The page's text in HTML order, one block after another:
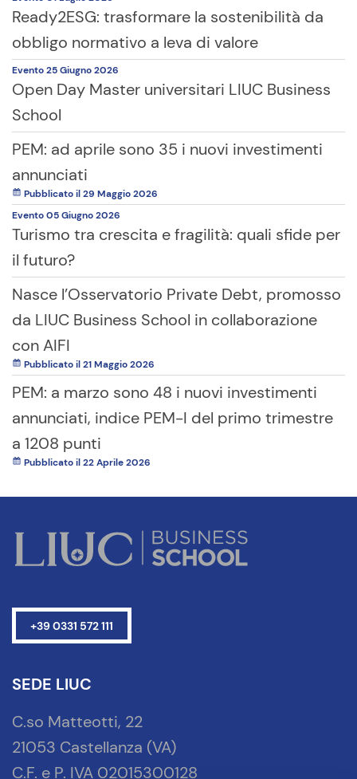
Ready2ESG: trasformare la sostenibilità da
obbligo normativo a leva di valore
Evento25 Giugno2026
Open Day Master universitari LIUC Business
School
PEM: ad aprile sono 35 i nuovi investimenti
annunciati
Pubblicato il 29 Maggio 2026
Evento05 Giugno2026
Turismo tra crescita e fragilità: quali sfide per
il futuro?
Nasce l’Osservatorio Private Debt, promosso
da LIUC Business School in collaborazione
con AIFI
Pubblicato il 21 Maggio 2026
PEM: a marzo sono 48 i nuovi investimenti
annunciati, indice PEM-I del primo trimestre
a 1208 punti
Pubblicato il 22 Aprile 2026
+39 0331 572 111
SEDE LIUC
C.so Matteotti, 22
21053 Castellanza (VA)
C.F. e P. IVA 02015300128